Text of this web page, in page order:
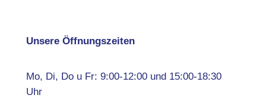
Unsere Öffnungszeiten
Mo, Di, Do u Fr: 9:00-12:00 und 15:00-18:30
Uhr